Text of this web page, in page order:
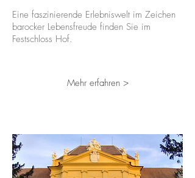
Eine faszinierende Erlebniswelt im Zeichen
barocker Lebensfreude finden Sie im
Festschloss Hof.
Mehr erfahren >